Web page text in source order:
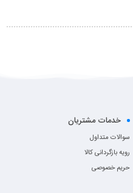
خدمات مشتریان
سوالات متداول
رویه بازگردانی کالا
حریم خصوصی